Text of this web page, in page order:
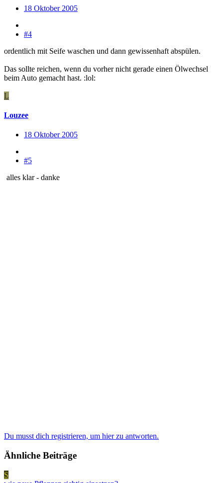
18 Oktober 2005
#4
ordentlich mit Seife waschen und dann gewissenhaft abspülen.
Das sollte reichen, wenn du vorher nicht gerade einen Ölwechsel
beim Auto gemacht hast. :lol:
L
Louzee
18 Oktober 2005
#5
alles klar - danke
Du musst dich registrieren, um hier zu antworten.
Ähnliche Beiträge
S